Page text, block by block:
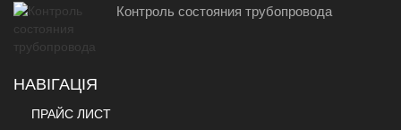
Контроль состояния трубопровода
НАВІГАЦІЯ
ПРАЙС ЛИСТ